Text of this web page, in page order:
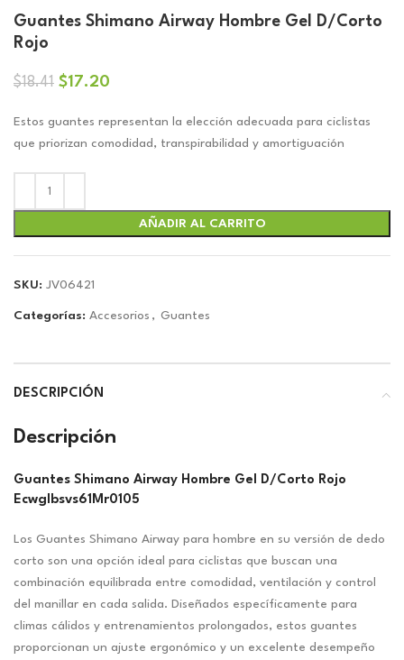
Guantes Shimano Airway Hombre Gel D/Corto
Rojo
$18.41 El
original
era:
$17.20
actual
es:
Estos guantes representan la elección adecuada para ciclistas
que priorizan comodidad, transpirabilidad y amortiguación
AÑADIR AL CARRITO
SKU: JV06421
Categorías: Accesorios , Guantes
DESCRIPCIÓN
Descripción
Guantes Shimano Airway Hombre Gel D/Corto Rojo
Ecwglbsvs61Mr0105
Los Guantes Shimano Airway para hombre en su versión de dedo
corto son una opción ideal para ciclistas que buscan una
combinación equilibrada entre comodidad, ventilación y control
del manillar en cada salida. Diseñados específicamente para
climas cálidos y entrenamientos prolongados, estos guantes
proporcionan un ajuste ergonómico y un excelente desempeño